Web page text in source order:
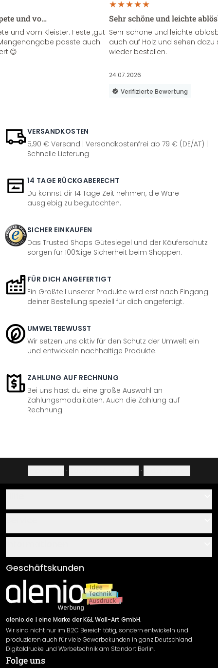
und vo…
und vom Kleister. Feste ,gut
passte auch.
Sehr schöne und leichte
Sehr schöne und leichte
auch auf Holz und sehen
wieder bestellen.
24.07.2026
Verifizierte Bewertung
VERSANDKOSTEN
5,90 € Versand | Versandkostenfrei ab 79 € (DE/AT) |
Schnelle Lieferung
14 TAGE RÜCKGABERECHT
Du kannst dir 14 Tage Zeit nehmen, die Ware
ausgiebig zu begutachten.
SICHER EINKAUFEN
Das Trusted Shops Gütesiegel und der Käuferschutz
sorgen für 100%ige Sicherheit beim Shoppen.
FÜR DICH ANGEFERTIGT
Ein Großteil unserer Produkte wird erst nach Eingang
deiner Bestellung speziell für dich angefertigt.
UMWELTBEWUSST
Wir setzen uns aktiv für den Schutz der Umwelt ein
und entwickeln nachhaltige Produkte.
ZAHLUNG AUF RECHNUNG
Bei uns hast du eine große Auswahl an
Zahlungsmodalitäten. Auch die Zahlung auf
Rechnung.
· ·
Über uns
Klebe- und Montageanleitungen
Newsletter An-/Abmeldung
Sendungsverfolgung
AGB
Impressum
Versand & Zahlung
Rücksendung
Widerrufsrecht
Datenschutzerklärung
Gewährleistung
Geschäftskunden
alenio.de | eine Marke der K&L Wall-Art GmbH.
Wir sind nicht nur im B2C Bereich tätig, sondern entwickeln und
produzieren auch für viele Gewerbekunden in ganz Deutschland
Digitaldrucke und Werbetechnik am Standort Berlin.
Folge uns